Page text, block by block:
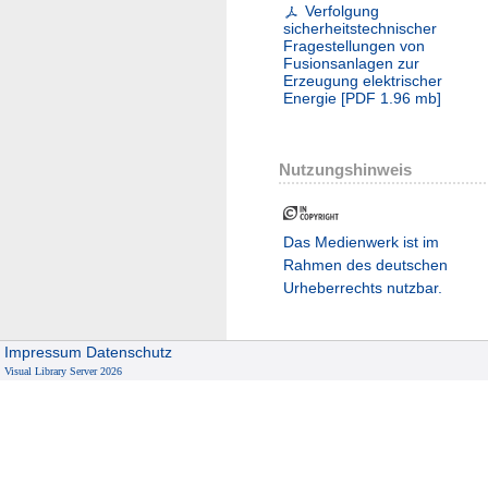
Verfolgung
sicherheitstechnischer
Fragestellungen von
Fusionsanlagen zur
Erzeugung elektrischer
Energie [PDF 1.96 mb]
Nutzungshinweis
Das Medienwerk ist im
Rahmen des deutschen
Urheberrechts nutzbar.
Impressum Datenschutz
Visual Library Server 2026